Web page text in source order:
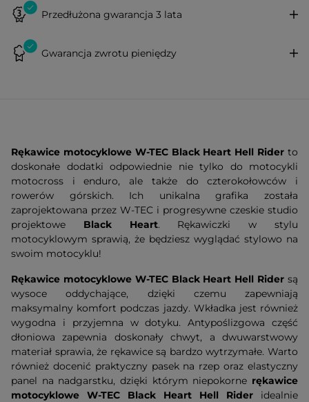
Przedłużona gwarancja 3 lata
Gwarancja zwrotu pieniędzy
Rękawice motocyklowe W-TEC Black Heart Hell Rider to
doskonałe dodatki odpowiednie nie tylko do motocykli
motocross i enduro, ale także do czterokołowców i
rowerów górskich. Ich unikalna grafika została
zaprojektowana przez W-TEC i progresywne czeskie studio
projektowe Black Heart. Rękawiczki w stylu
motocyklowym sprawią, że będziesz wyglądać stylowo na
swoim motocyklu!
Rękawice motocyklowe W-TEC Black Heart Hell Rider są
wysoce oddychające, dzięki czemu zapewniają
maksymalny komfort podczas jazdy. Wkładka jest również
wygodna i przyjemna w dotyku. Antypoślizgowa część
dłoniowa zapewnia doskonały chwyt, a dwuwarstwowy
materiał sprawia, że rękawice są bardzo wytrzymałe. Warto
również docenić praktyczny pasek na rzep oraz elastyczny
panel na nadgarstku, dzięki którym niepokorne rękawice
motocyklowe W-TEC Black Heart Hell Rider idealnie